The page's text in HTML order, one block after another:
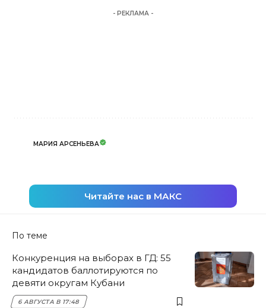
- РЕКЛАМА -
МАРИЯ АРСЕНЬЕВА
Читайте нас в МАКС
По теме
Конкуренция на выборах в ГД: 55
кандидатов баллотируются по
девяти округам Кубани
6 АВГУСТА В 17:48